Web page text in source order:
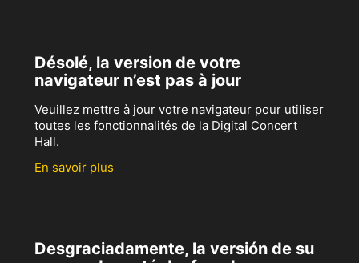
Désolé, la version de votre
navigateur n’est pas à jour
Veuillez mettre à jour votre navigateur pour utiliser
toutes les fonctionnalités de la Digital Concert
Hall.
En savoir plus
Desgraciadamente, la versión de su